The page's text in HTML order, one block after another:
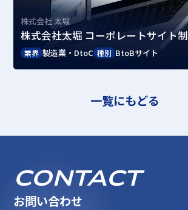
株式会社 太堀
株式会社太堀 コーポレートサイト
業界 製造業・DtoC 種別 BtoBサイト
一覧にもどる
CONTACT
お問い合わせ